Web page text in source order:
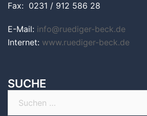
Fax: 0231 / 912 586 28
E-Mail: info@ruediger-beck.de
Internet: www.ruediger-beck.de
SUCHE